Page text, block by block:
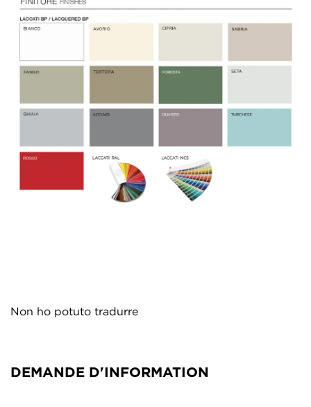
Non ho potuto tradurre
DEMANDE D'INFORMATION